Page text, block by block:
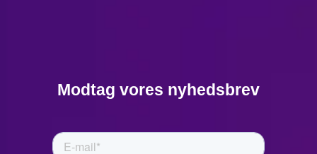
Modtag vores nyhedsbrev